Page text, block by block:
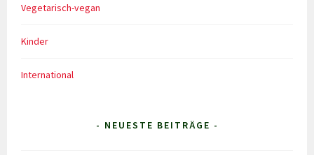
Vegetarisch-vegan
Kinder
International
- NEUESTE BEITRÄGE -